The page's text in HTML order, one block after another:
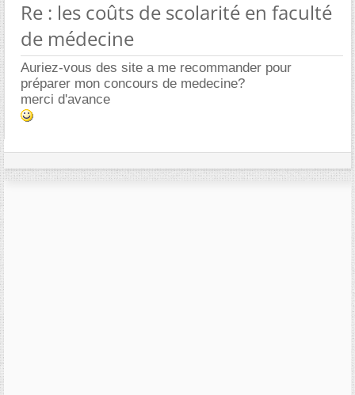
Re : les coûts de scolarité en faculté
de médecine
Auriez-vous des site a me recommander pour
préparer mon concours de medecine?
merci d'avance